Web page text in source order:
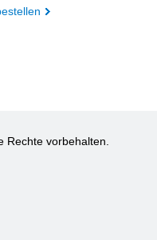
Rechte vorbehalten.